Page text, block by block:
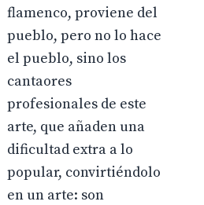
flamenco, proviene del
pueblo, pero no lo hace
el pueblo, sino los
cantaores
profesionales de este
arte, que añaden una
dificultad extra a lo
popular, convirtiéndolo
en un arte: son